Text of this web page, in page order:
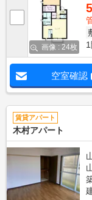
画像 : 24枚
5
空室確認
賃貸アパート
木村アパート